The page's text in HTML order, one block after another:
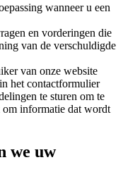
wanneer u een
en vorderingen die
van de verschuldigde
van onze website
het contactformulier
te sturen om te
om informatie dat wordt
we uw